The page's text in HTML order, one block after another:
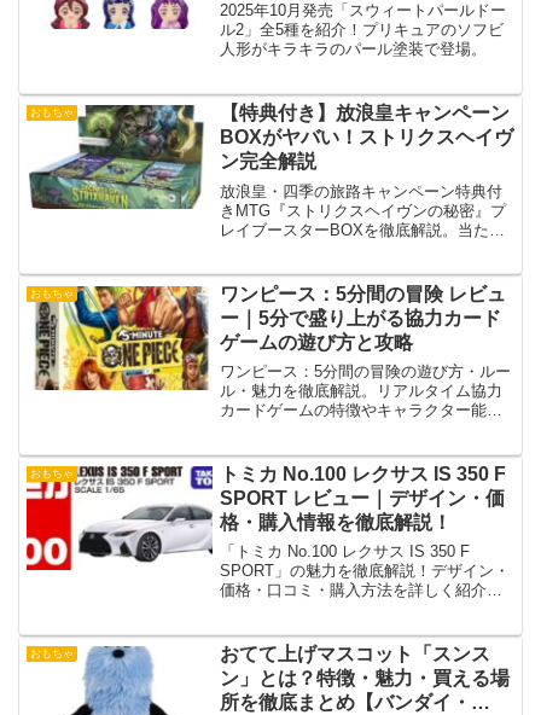
2025年10月発売「スウィートパールドー
ル2」全5種を紹介！プリキュアのソフビ
人形がキラキラのパール塗装で登場。
おもちゃ
【特典付き】放浪皇キャンペーン
BOXがヤバい！ストリクスヘイヴ
ン完全解説
放浪皇・四季の旅路キャンペーン特典付
きMTG『ストリクスヘイヴンの秘密』プ
レイブースターBOXを徹底解説。当たり
介。
おもちゃ
ワンピース：5分間の冒険 レビュ
ー｜5分で盛り上がる協力カード
ゲームの遊び方と攻略
ワンピース：5分間の冒険の遊び方・ルー
ル・魅力を徹底解説。リアルタイム協力
カードゲームの特徴やキャラクター能
おもちゃ
トミカ No.100 レクサス IS 350 F
SPORT レビュー｜デザイン・価
格・購入情報を徹底解説！
「トミカ No.100 レクサス IS 350 F
SPORT」の魅力を徹底解説！デザイン・
価格・口コミ・購入方法を詳しく紹介。
おもちゃ
おてて上げマスコット「スンス
ン」とは？特徴・魅力・買える場
所を徹底まとめ【バンダイ・